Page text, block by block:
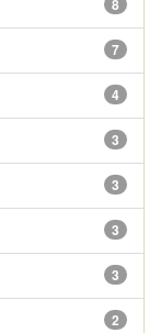
8
7
4
3
3
3
3
2